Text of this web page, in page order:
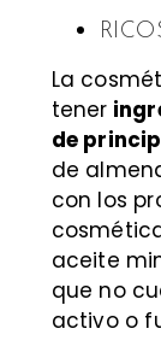
La
tener
de
de
con los
aceite
que no
activo o